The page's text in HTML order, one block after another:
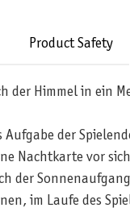
Product Safety
der Himmel in ein
Aufgabe der
Nachtkarte vor
der
im Laufe des